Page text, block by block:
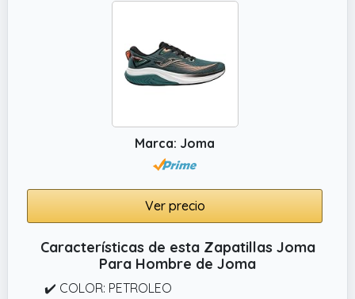
Marca: Joma
Ver precio
Características de esta Zapatillas Joma
Para Hombre de Joma
✔️ COLOR: PETROLEO